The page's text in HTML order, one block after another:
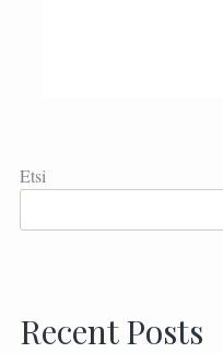
Etsi
Recent Posts